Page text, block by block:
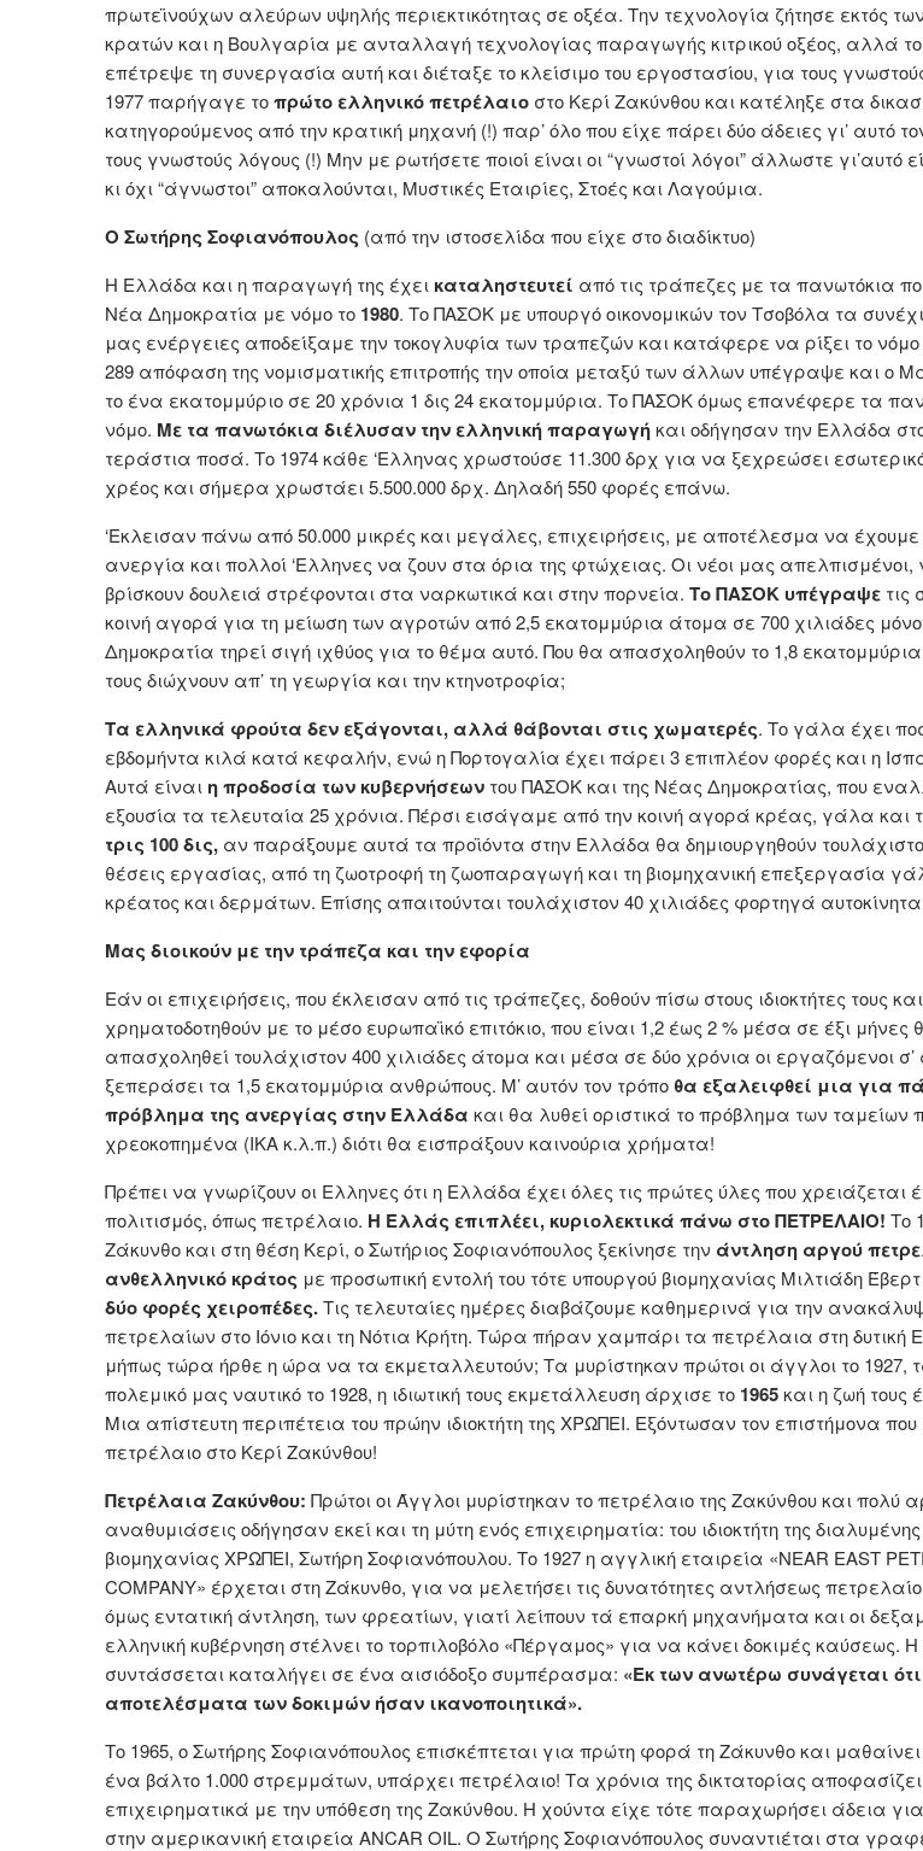
πρωτεϊνούχων αλεύρων υψηλής περιεκτικότητας σε οξέα. Την τεχνολογία ζήτησε εκτός
κρατών και η Βουλγαρία με ανταλλαγή τεχνολογίας παραγωγής κιτρικού οξέος, αλλά
επέτρεψε τη συνεργασία αυτή και διέταξε το κλείσιμο του εργοστασίου, για τους
1977 παρήγαγε τοπρώτο ελληνικό πετρέλαιο στο Κερί Ζακύνθου και κατέληξε στα
κατηγορούμενος από την κρατική μηχανή (!) παρ’ όλο που είχε πάρει δύο άδειες γι’ αυτό
τους γνωστούς λόγους (!) Μην με ρωτήσετε ποιοί είναι οι “γνωστοί λόγοι” άλλωστε γι’αυτό
κι όχι “άγνωστοι” αποκαλούνται, Μυστικές Εταιρίες, Στοές και Λαγούμια.
Ο Σωτήρης Σοφιανόπουλος (από την ιστοσελίδα που είχε στο διαδίκτυο)
Η Ελλάδα και η παραγωγή της έχει καταληστευτεί από τις τράπεζες με τα πανωτόκια
Νέα Δημοκρατία με νόμο το 1980. Το ΠΑΣΟΚ με υπουργό οικονομικών τον Τσοβόλα τα
μας ενέργειες αποδείξαμε την τοκογλυφία των τραπεζών και κατάφερε να ρίξει το νόμο
289 απόφαση της νομισματικής επιτροπής την οποία μεταξύ των άλλων υπέγραψε και ο
το ένα εκατομμύριο σε 20 χρόνια 1 δις 24 εκατομμύρια. Το ΠΑΣΟΚ όμως επανέφερε τα
νόμο. Με τα πανωτόκια διέλυσαν την ελληνική παραγωγήκαι οδήγησαν την Ελλάδα
τεράστια ποσά. Το 1974 κάθε ‘Ελληνας χρωστούσε 11.300 δρχ για να ξεχρεώσει
χρέος και σήμερα χρωστάει 5.500.000 δρχ. Δηλαδή 550 φορές επάνω.
‘Εκλεισαν πάνω από 50.000 μικρές και μεγάλες, επιχειρήσεις, με αποτέλεσμα να
ανεργία και πολλοί ‘Ελληνες να ζουν στα όρια της φτώχειας. Οι νέοι μας απελπισμένοι,
βρίσκουν δουλειά στρέφονται στα ναρκωτικά και στην πορνεία. Το ΠΑΣΟΚ υπέγραψε τις
κοινή αγορά για τη μείωση των αγροτών από 2,5 εκατομμύρια άτομα σε 700 χιλιάδες
Δημοκρατία τηρεί σιγή ιχθύος για το θέμα αυτό. Που θα απασχοληθούν το 1,8
τους διώχνουν απ’ τη γεωργία και την κτηνοτροφία;
Τα ελληνικά φρούτα δεν εξάγονται, αλλά θάβονται στις χωματερές. Το γάλα έχει
εβδομήντα κιλά κατά κεφαλήν, ενώ η Πορτογαλία έχει πάρει 3 επιπλέον φορές και η
Αυτά είναι η προδοσία των κυβερνήσεων του ΠΑΣΟΚ και της Νέας Δημοκρατίας, που
εξουσία τα τελευταία 25 χρόνια. Πέρσι εισάγαμε από την κοινή αγορά κρέας, γάλα και
τρις 100 δις, αν παράξουμε αυτά τα προϊόντα στην Ελλάδα θα δημιουργηθούν
θέσεις εργασίας, από τη ζωοτροφή τη ζωοπαραγωγή και τη βιομηχανική επεξεργασία
κρέατος και δερμάτων. Επίσης απαιτούνται τουλάχιστον 40 χιλιάδες φορτηγά
Μας διοικούν με την τράπεζα και την εφορία
Εάν οι επιχειρήσεις, που έκλεισαν από τις τράπεζες, δοθούν πίσω στους ιδιοκτήτες τους και
χρηματοδοτηθούν με το μέσο ευρωπαϊκό επιτόκιο, που είναι 1,2 έως 2 % μέσα σε έξι μήνες
απασχοληθεί τουλάχιστον 400 χιλιάδες άτομα και μέσα σε δύο χρόνια οι εργαζόμενοι
ξεπεράσει τα 1,5 εκατομμύρια ανθρώπους. Μ’ αυτόν τον τρόπο θα εξαλειφθεί μια για
πρόβλημα της ανεργίας στην Ελλάδα και θα λυθεί οριστικά το πρόβλημα των ταμείων
χρεοκοπημένα (IKA κ.λ.π.) διότι θα εισπράξουν καινούρια χρήματα!
Πρέπει να γνωρίζουν οι Ελληνες ότι η Ελλάδα έχει όλες τις πρώτες ύλες που χρειάζεται
πολιτισμός, όπως πετρέλαιο. Η Eλλάς επιπλέει, κυριολεκτικά πάνω στο ΠΕΤΡΕΛΑΙΟ! Το
Ζάκυνθο και στη θέση Κερί, ο Σωτήριος Σοφιανόπουλος ξεκίνησε την άντληση αργού
ανθελληνικό κράτος με προσωπική εντολή του τότε υπουργού βιομηχανίας Μιλτιάδη Έβερτ
δύο φορές χειροπέδες.Τις τελευταίες ημέρες διαβάζουμε καθημερινά για την
πετρελαίων στο Ιόνιο και τη Νότια Κρήτη. Τώρα πήραν χαμπάρι τα πετρέλαια στη δυτική
μήπως τώρα ήρθε η ώρα να τα εκμεταλλευτούν; Τα μυρίστηκαν πρώτοι οι άγγλοι το 1927,
πολεμικό μας ναυτικό το 1928, η ιδιωτική τους εκμετάλλευση άρχισε το 1965και η ζωή τους
Μια απίστευτη περιπέτεια του πρώην ιδιοκτήτη της ΧΡΩΠΕΙ. Εξόντωσαν τον επιστήμονα
πετρέλαιο στο Κερί Ζακύνθου!
Πετρέλαια Ζακύνθου: Πρώτοι οι Άγγλοι μυρίστηκαν το πετρέλαιο της Ζακύνθου και πολύ
αναθυμιάσεις οδήγησαν εκεί και τη μύτη ενός επιχειρηματία: του ιδιοκτήτη της
βιομηχανίας ΧΡΩΠΕΙ, Σωτήρη Σοφιανόπουλου. Το 1927 η αγγλική εταιρεία «NEAR EAST
COMPANY» έρχεται στη Ζάκυνθο, για να μελετήσει τις δυνατότητες αντλήσεως
όμως εντατική άντληση, των φρεατίων, γιατί λείπουν τά επαρκή μηχανήματα και οι
ελληνική κυβέρνηση στέλνει το τορπιλοβόλο «Πέργαμος» για να κάνει δοκιμές καύσεως.
συντάσσεται καταλήγει σε ένα αισιόδοξο συμπέρασμα: «Εκ των ανωτέρω συνάγεται ότι
αποτελέσματα των δοκιμών ήσαν ικανοποιητικά».
Το 1965, ο Σωτήρης Σοφιανόπουλος επισκέπτεται για πρώτη φορά τη Ζάκυνθο και μαθαίνει
ένα βάλτο 1.000 στρεμμάτων, υπάρχει πετρέλαιο! Τα χρόνια της δικτατορίας
επιχειρηματικά με την υπόθεση της Ζακύνθου. Η χούντα είχε τότε παραχωρήσει άδεια
στην αμερικανική εταιρεία ANCAR OIL. Ο Σωτήρης Σοφιανόπουλος συναντιέται στα